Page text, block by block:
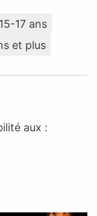
15-17 ans
et plus
aux :